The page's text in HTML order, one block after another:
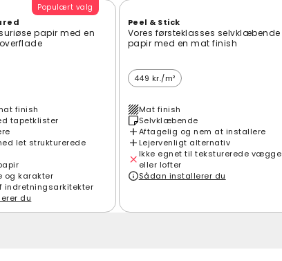
Populært valg
papir med en
finish
tapetklister
let strukturerede
og karakter
indretningsarkitekter
du
Peel & Stick
Vores førsteklasses selvklæbende
papir med en mat finish
449 kr./m²
Mat finish
Selvklæbende
Aftagelig og nem at installere
Lejervenligt alternativ
Ikke egnet til teksturerede vægge
eller lofter
Sådan installerer du